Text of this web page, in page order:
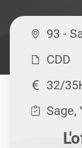
93 -
CDD
32/
Sage,